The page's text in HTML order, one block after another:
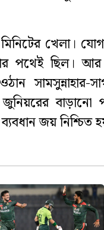
খেলা।
পথেই ছিল। আর
সামসুন্নাহার-
জয় নিশ্চিত